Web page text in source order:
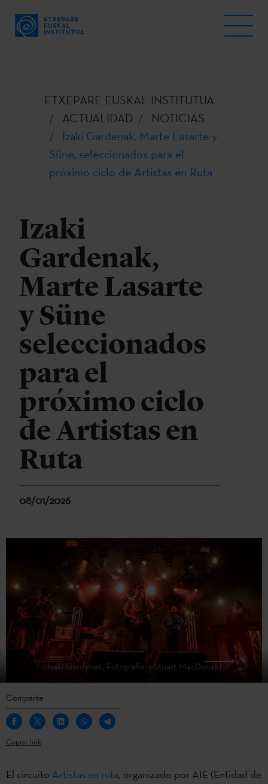
ETXEPARE EUSKAL INSTITUTUA
ACTUALIDAD
NOTICIAS
Izaki Gardenak, Marte Lasarte y
Süne, seleccionados para el
próximo ciclo de Artistas en Ruta
Izaki
Gardenak,
Marte Lasarte
y Süne
seleccionados
para el
próximo ciclo
de Artistas en
Ruta
08/01/2026
Izaki Gardenak. Fotografía: ©Stuart MacDonald
Comparte
Copiar link
El circuito Artistas en ruta, organizado por AIE (Entidad de